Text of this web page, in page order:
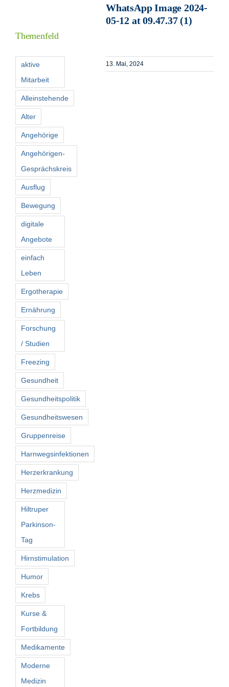
Kontakt
Suche
nach:
WhatsApp Image 2024-
05-12 at 09.47.37 (1)
13. Mai, 2024
Themenfeld
aktive
Mitarbeit
Alleinstehende
Alter
Angehörige
Angehörigen-
Gesprächskreis
Ausflug
Bewegung
digitale
Angebote
einfach
Leben
Ergotherapie
Ernährung
Forschung
/ Studien
Freezing
Gesundheit
Gesundheitspolitik
Gesundheitswesen
Gruppenreise
Harnwegsinfektionen
Herzerkrankung
Herzmedizin
Hiltruper
Parkinson-
Tag
Hirnstimulation
Humor
Krebs
Kurse &
Fortbildung
Medikamente
Moderne
Medizin